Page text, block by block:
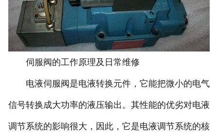
北京进口伺服阀维修
- 北京MOOG伺服阀
- 北京力士乐伺服阀
伺服阀的工作原理及日常维修
电液伺服阀是电液转换元件，它能把微小的电气
信号转换成大功率的液压输出。其性能的优劣对电液
调节系统的影响很大，因此，它是电液调节系统的核